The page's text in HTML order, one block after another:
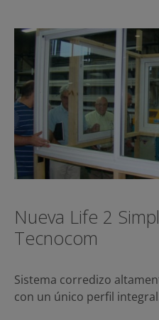
Nueva Life 2
Tecnocom
Sistema corredizo
con un único perfil